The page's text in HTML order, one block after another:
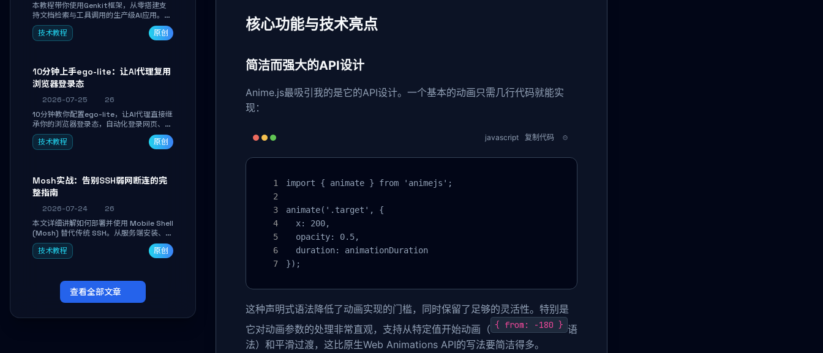
本教程带你使用Genkit框架，从零搭建支
持文档检索与工具调用的生产级AI应用。通
过环境配置、核心代码编写与调试避坑指
南，学完即可掌握多模型切换、RAG管道构
技术教程 原创
10分钟上手ego-lite：让AI代理复用
浏览器登录态
2026-07-25
26
10分钟教你配置ego-lite，让AI代理直接继
承你的浏览器登录态，自动化登录网页、抓
取数据，无需分享密码，多任务并行不干扰
日常使用。
技术教程 原创
Mosh实战：告别SSH弱网断连的完
整指南
2026-07-24
26
本文详细讲解如何部署并使用 Mobile Shell
(Mosh) 替代传统 SSH。从服务端安装、防
火墙放行到多平台客户端连接，手把手带你
掌握本地回显、连接漫游与断线自动恢复等
实现稳定高效的远程服务器管理。
技术教程 原创
查看全部文章
核心功能与技术亮点
简洁而强大的API设计
Anime.js最吸引我的是它的API设计。一个基本的动画只需几行代码就能实
现：
javascript 复制代码
import { animate } from 'animejs';
animate('.target', {
  x: 200,
  opacity: 0.5,
  duration: animationDuration
});
这种声明式语法降低了动画实现的门槛，同时保留了足够的灵活性。特别是
它对动画参数的处理非常直观，支持从特定值开始动画（ { from: -180 } 语
法）和平滑过渡，这比原生Web Animations API的写法要简洁得多。